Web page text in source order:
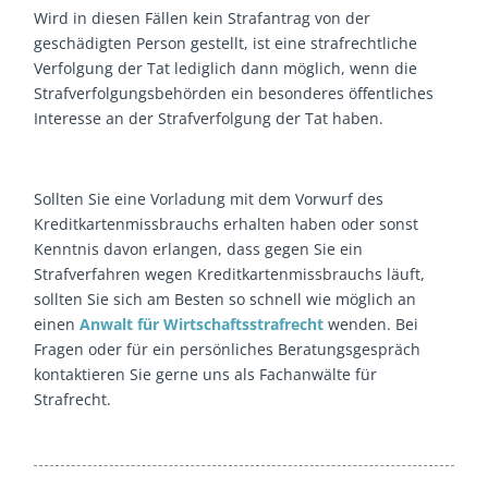
Wird in diesen Fällen kein Strafantrag von der
geschädigten Person gestellt, ist eine strafrechtliche
Verfolgung der Tat lediglich dann möglich, wenn die
Strafverfolgungsbehörden ein besonderes öffentliches
Interesse an der Strafverfolgung der Tat haben.
Sollten Sie eine Vorladung mit dem Vorwurf des
Kreditkartenmissbrauchs erhalten haben oder sonst
Kenntnis davon erlangen, dass gegen Sie ein
Strafverfahren wegen Kreditkartenmissbrauchs läuft,
sollten Sie sich am Besten so schnell wie möglich an
einenAnwalt für Wirtschaftsstrafrechtwenden. Bei
Fragen oder für ein persönliches Beratungsgespräch
kontaktieren Sie gerne uns als Fachanwälte für
Strafrecht.